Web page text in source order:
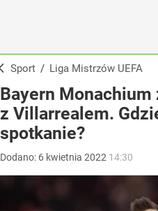
Sport / Liga Mistrzów UEFA
Bayern Monachium
z Villarrealem.
spotkanie?
Dodano: 6 kwietnia 2022 14:30